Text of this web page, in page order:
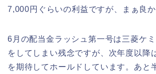
7,000円ぐらいの利益ですが、まぁ良か
6月の配当金ラッシュ第一号は三菱ケ
をしてしまい残念ですが、次年度以降
を期待してホールドしています。あと